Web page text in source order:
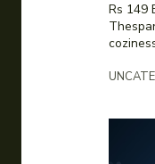
Rs 149